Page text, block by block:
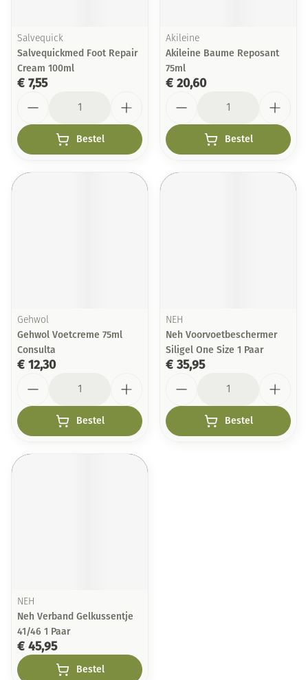
Salvequick
Salvequickmed Foot Repair
Cream 100ml
€ 7,55
Bestel
Akileine
Akileine Baume Reposant
75ml
€ 20,60
Bestel
Gehwol
Gehwol Voetcreme 75ml
Consulta
€ 12,30
Bestel
NEH
Neh Voorvoetbeschermer
Siligel One Size 1 Paar
€ 35,95
Bestel
NEH
Neh Verband Gelkussentje
41/46 1 Paar
€ 45,95
Bestel